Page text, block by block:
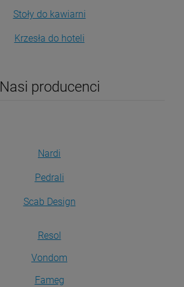
Stoły do kawiarni
Krzesła do hoteli
Nasi producenci
Nardi
Pedrali
Scab Design
Resol
Vondom
Fameg